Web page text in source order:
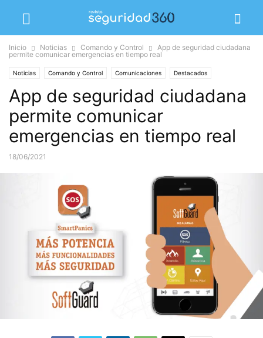
Inicio Noticias Comando y Control
App de seguridad ciudadana
permite comunicar emergencias en tiempo real
Noticias Comando y Control Comunicaciones Destacados
Detección de Incendios
App de seguridad ciudadana
permite comunicar
emergencias en tiempo real
18/06/2021